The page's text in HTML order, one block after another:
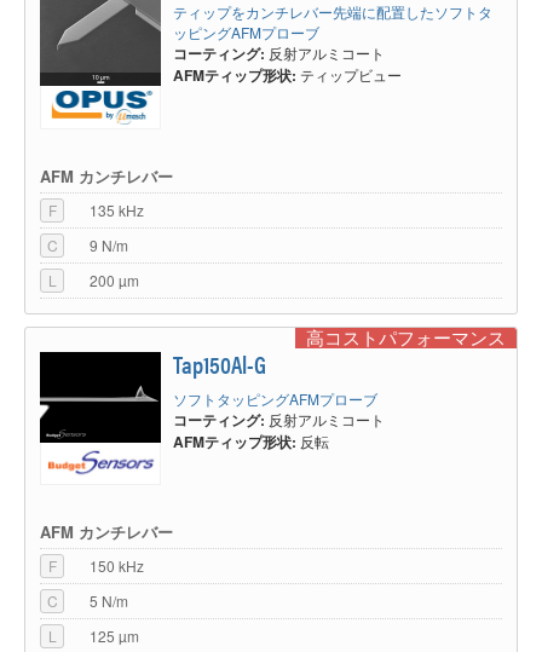
ティップをカンチレバー先端に配置したソフトタ
ッピングAFMプローブ
コーティング: 反射アルミコート
AFMティップ形状: ティップビュー
AFM カンチレバー
F
135 kHz
C
9 N/m
L
200 µm
高コストパフォーマンス
Tap150Al-G
ソフトタッピングAFMプローブ
コーティング: 反射アルミコート
AFMティップ形状: 反転
AFM カンチレバー
F
150 kHz
C
5 N/m
L
125 µm